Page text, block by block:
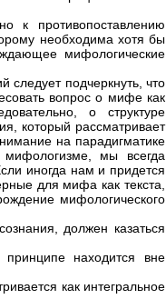
к противопоставлению
необходима хотя бы
мифологические
подчеркнуть, что
вопрос о мифе как
о структуре
который рассматривает
на парадигматике
мы всегда
иногда нам и придется
для мифа как текста,
мифологического
должен казаться
находится вне
как интегральное